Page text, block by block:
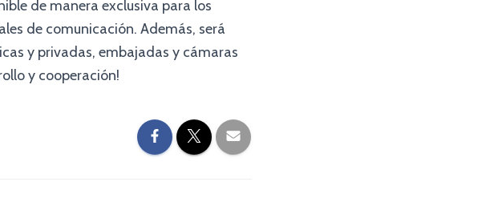
de manera exclusiva para los
de comunicación. Además, será
y privadas, embajadas y cámaras
y cooperación!